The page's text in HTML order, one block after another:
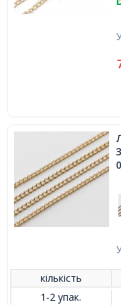
кількість
1-2 упак.